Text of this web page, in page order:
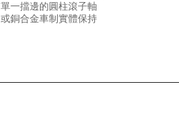
一擋邊的圓柱滾子軸
銅合金車制實體保持